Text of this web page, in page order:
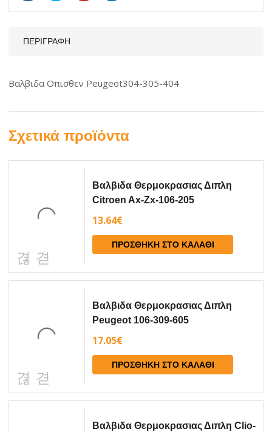
ΠΕΡΙΓΡΑΦΉ
Βαλβιδα Οπισθεν Peugeot304-305-404
Σχετικά προϊόντα
Βαλβιδα Θερμοκρασιας Διπλη
Citroen Ax-Zx-106-205
13.64€
ΠΡΟΣΘΉΚΗ ΣΤΟ ΚΑΛΆΘΙ
Βαλβιδα Θερμοκρασιας Διπλη
Peugeot 106-309-605
17.05€
ΠΡΟΣΘΉΚΗ ΣΤΟ ΚΑΛΆΘΙ
Βαλβιδα Θερμοκρασιας Διπλη Clio-